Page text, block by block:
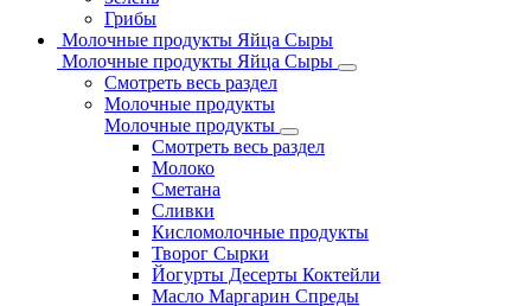
Грибы
Молочные продукты Яйца Сыры
Молочные продукты Яйца Сыры
Смотреть весь раздел
Молочные продукты
Молочные продукты
Смотреть весь раздел
Молоко
Сметана
Сливки
Кисломолочные продукты
Творог Сырки
Йогурты Десерты Коктейли
Масло Маргарин Спреды